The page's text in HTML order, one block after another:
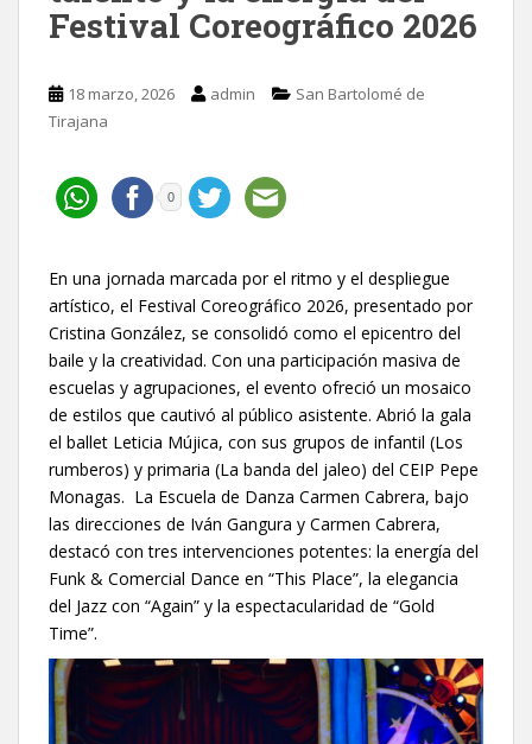
Festival Coreográfico 2026
18 marzo, 2026 admin
San Bartolomé de
Tirajana
0
En una jornada marcada por el ritmo y el despliegue
artístico, el Festival Coreográfico 2026, presentado por
Cristina González, se consolidó como el epicentro del
baile y la creatividad. Con una participación masiva de
escuelas y agrupaciones, el evento ofreció un mosaico
de estilos que cautivó al público asistente. Abrió la gala
el ballet Leticia Mújica, con sus grupos de infantil (Los
rumberos) y primaria (La banda del jaleo) del CEIP Pepe
Monagas. La Escuela de Danza Carmen Cabrera, bajo
las direcciones de Iván Gangura y Carmen Cabrera,
destacó con tres intervenciones potentes: la energía del
Funk & Comercial Dance en “This Place”, la elegancia
del Jazz con “Again” y la espectacularidad de “Gold
Time”.